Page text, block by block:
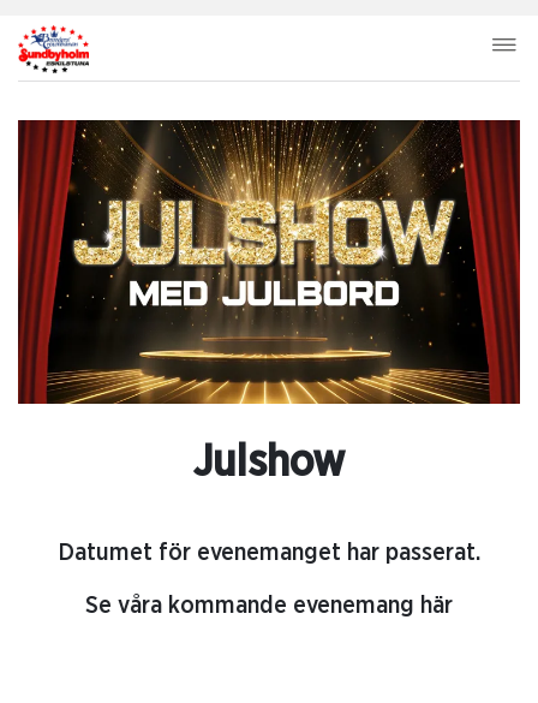
Julshow
Datumet för evenemanget har passerat.
Se våra kommande evenemang här